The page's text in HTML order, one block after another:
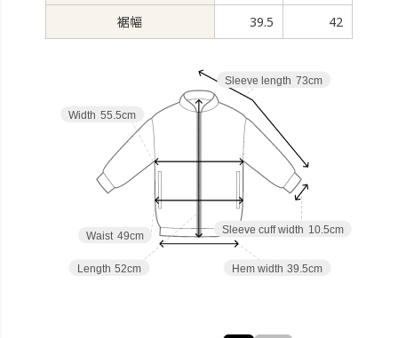
裾幅 39.5 42
Hem width 39.5cm
Sleeve cuff width 10.5cm
Sleeve length 73cm
Length 52cm
Waist 49cm
Width 55.5cm